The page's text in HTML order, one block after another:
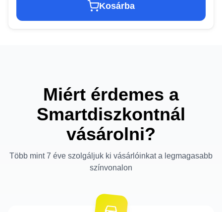
Kosárba
Miért érdemes a
Smartdiszkontnál
vásárolni?
Több mint 7 éve szolgáljuk ki vásárlóinkat a legmagasabb
színvonalon